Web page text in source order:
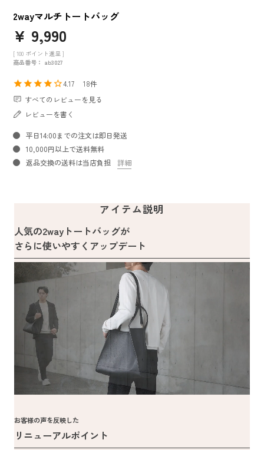
2wayマルチトートバッグ
¥ 9,990
[ 100 ポイント進呈 ]
商品番号
ab3027
4.17
18
すべてのレビューを見る
レビューを書く
平日14:00までの注文は即日発送
10,000円以上で送料無料
返品交換の送料は当店負担
詳細
アイテム説明
人気の2wayトートバッグが
さらに使いやすくアップデート
お客様の声を反映した
リニューアルポイント